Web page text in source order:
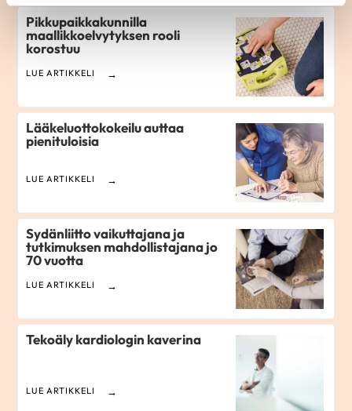
Pikkupaikkakunnilla
maallikkoelvytyksen rooli
korostuu
LUE ARTIKKELI
Lääkeluottokokeilu auttaa
pienituloisia
LUE ARTIKKELI
Sydänliitto vaikuttajana ja
tutkimuksen mahdollistajana jo
70 vuotta
LUE ARTIKKELI
Tekoäly kardiologin kaverina
LUE ARTIKKELI